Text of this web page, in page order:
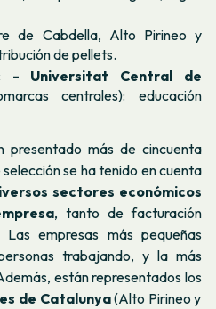
de Cabdella, Alto Pirineo y
de pellets.
- Universitat Central de
centrales): educación
presentado más de cincuenta
se ha tenido en cuenta
sectores económicos
, tanto de facturación
empresas más pequeñas
trabajando, y la más
están representados los
de Catalunya(Alto Pirineo y